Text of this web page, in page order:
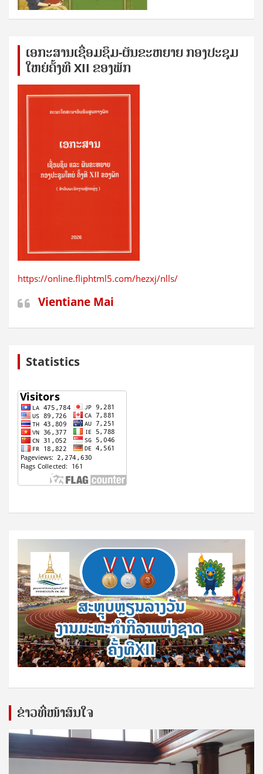
ເອກ​ະ​ສານ​ເຊ​ື່ອມ​ຊ​ຶມ-ຜັນ​ຂະ​ຫ​ຍາຍ ກອງ​ປະ​ຊຸມ​
ໃຫຍ່​ຄັ້ງ​ທີ XII ຂອງ​ພັກ
https://online.fliphtml5.com/hezxj/nlls/
Vientiane Mai
Statistics
ຂ່າວທີ່ໜ້າສົນໃຈ